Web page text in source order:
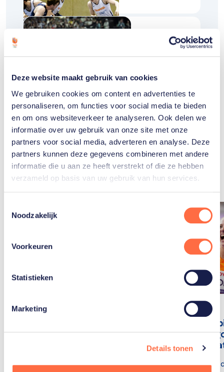
Deze website maakt gebruik van cookies
We gebruiken cookies om content en advertenties te
personaliseren, om functies voor social media te bieden
en om ons websiteverkeer te analyseren. Ook delen we
informatie over uw gebruik van onze site met onze
partners voor social media, adverteren en analyse. Deze
partners kunnen deze gegevens combineren met andere
informatie die u aan ze heeft verstrekt of die ze hebben
verzameld op basis van uw gebruik van hun services.
Noodzakelijk
Voorkeuren
Statistieken
Marketing
Details tonen
Parazwemmen
Toon alle 3
Gerelateerde
artikelen
Toon alle
Liveblog
Spelen: Tristan heeft
Liveblog
Spelen:
bij para-
De tweede